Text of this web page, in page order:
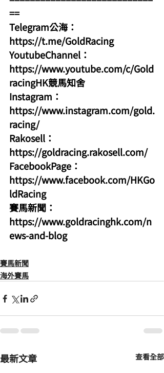
==
Telegram公海：
https://t.me/GoldRacing
YoutubeChannel：
https://www.youtube.com/c/Gold
racingHK競馬知舍
Instagram：
https://www.instagram.com/gold.
racing/
Rakosell：
https://goldracing.rakosell.com/
FacebookPage：
https://www.facebook.com/HKGo
ldRacing
賽馬新聞：
https://www.goldracinghk.com/n
ews-and-blog
賽馬新聞
海外賽馬
最新文章 查看全部